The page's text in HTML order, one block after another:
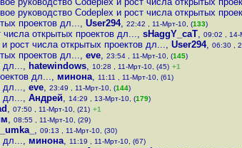
руководство Codeplex и рост числа открытых
проектов дл..., User294, 22:42 , 11-Мрт-10, (133)
открытых проектов дл..., sHaggY_caT, 09:02 , 14-
рост числа открытых проектов дл..., User294, 06:30 ,
проектов дл..., eve, 23:54 , 11-Мрт-10, (145)
дл..., hatewindows, 10:28 , 11-Мрт-10, (45) +1
дл..., минона, 11:11 , 11-Мрт-10, (61)
дл..., eve, 23:49 , 11-Мрт-10, (144)
дл..., Андрей, 14:29 , 13-Мрт-10, (179)
, 07:50 , 11-Мрт-10, (21) +1
, 08:55 , 11-Мрт-10, (29)
_umka_ , 09:13 , 11-Мрт-10, (30)
дл..., минона, 11:19 , 11-Мрт-10, (67)